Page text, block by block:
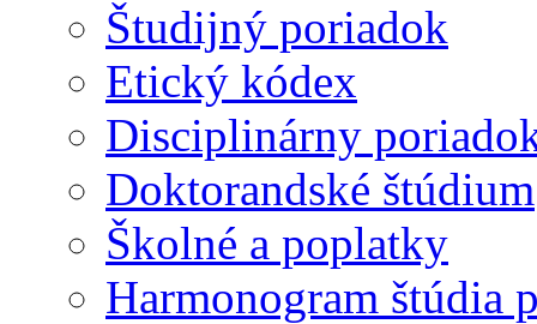
Študijný poriadok
Etický kódex
Disciplinárny
Doktorandské štúdium
Školné a poplatky
Harmonogram štúdia